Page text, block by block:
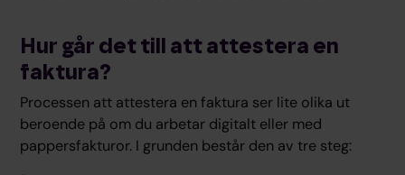
Hur går det till att attestera en
faktura?
Processen att attestera en faktura ser lite olika ut
beroende på om du arbetar digitalt eller med
pappersfakturor. I grunden består den av tre steg: